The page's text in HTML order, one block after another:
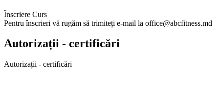
Înscriere Curs
Pentru înscrieri vă rugăm să trimiteți e-mail la office@abcfitness.md
Autorizații - certificări
Autorizații - certificări